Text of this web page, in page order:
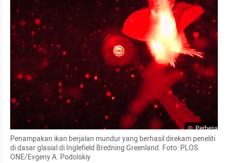
Perbesar
Penampakan ikan berjalan mundur yang berhasil direkam peneliti
di dasar glasial di Inglefield Bredning Greenland. Foto: PLOS
ONE/Evgeny A. Podolskiy